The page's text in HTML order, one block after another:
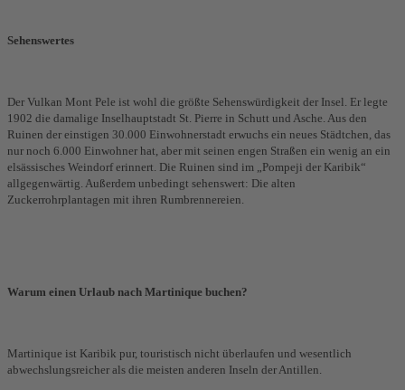
Sehenswertes
Der Vulkan Mont Pele ist wohl die größte Sehenswürdigkeit der Insel. Er legte
1902 die damalige Inselhauptstadt St. Pierre in Schutt und Asche. Aus den
Ruinen der einstigen 30.000 Einwohnerstadt erwuchs ein neues Städtchen, das
nur noch 6.000 Einwohner hat, aber mit seinen engen Straßen ein wenig an ein
elsässisches Weindorf erinnert. Die Ruinen sind im „Pompeji der Karibik“
allgegenwärtig. Außerdem unbedingt sehenswert: Die alten
Zuckerrohrplantagen mit ihren Rumbrennereien.
Warum einen Urlaub nach Martinique buchen?
Martinique ist Karibik pur, touristisch nicht überlaufen und wesentlich
abwechslungsreicher als die meisten anderen Inseln der Antillen.